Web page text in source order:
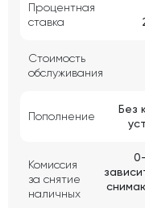
Процентная
ставка
Стоимость
обслуживания
Пополнение
Без
Комиссия
за снятие
наличных